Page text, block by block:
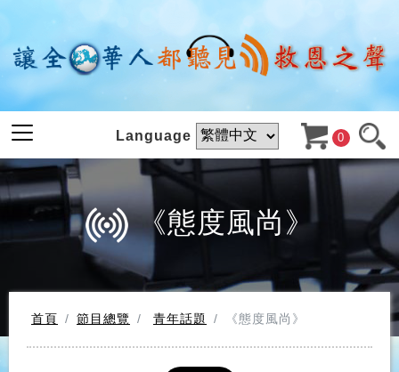
Language 0
《態度風尚》
首頁 節目總覽 青年話題 《態度風尚》